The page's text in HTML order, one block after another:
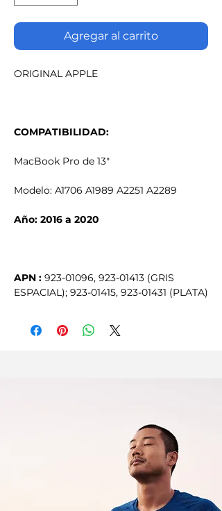
Agregar al carrito
ORIGINAL APPLE
COMPATIBILIDAD:
MacBook Pro de 13"
Modelo: A1706 A1989 A2251 A2289
Año: 2016 a 2020
APN : 923-01096, 923-01413 (GRIS
ESPACIAL); 923-01415, 923-01431 (PLATA)